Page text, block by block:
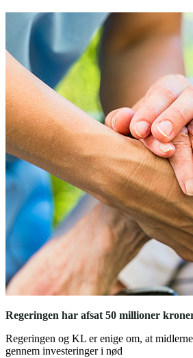
Regeringen har afsat 50 millioner
Regeringen og KL er enige om, at
gennem investeringer i nød